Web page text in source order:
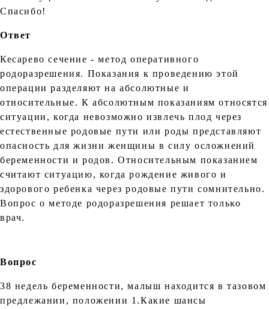
Спасибо!
Ответ
Кесарево сечение - метод оперативного
родоразрешения. Показания к проведению этой
операции разделяют на абсолютные и
относительные. К абсолютным показаниям относятся
ситуации, когда невозможно извлечь плод через
естественные родовые пути или роды представляют
опасность для жизни женщины в силу осложнений
беременности и родов. Относительным показанием
считают ситуацию, когда рождение живого и
здорового ребенка через родовые пути сомнительно.
Вопрос о методе родоразрешения решает только
врач.
Вопрос
38 недель беременности, малыш находится в тазовом
предлежании, положении 1.Какие шансы